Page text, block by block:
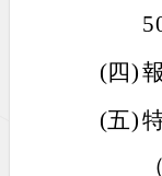
(四)
(五)